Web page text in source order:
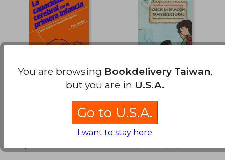
NT$ 896
Primera Infancia (in
Narcea, 2015, 1 Edition,
Spanish)
Golse, Bernard ; Moro,
Marie Rose
Mino Y Davila Editores,
New
You are browsing Bookdelivery Taiwan,
but you are in U.S.A.
Go to U.S.A.
I want to stay here